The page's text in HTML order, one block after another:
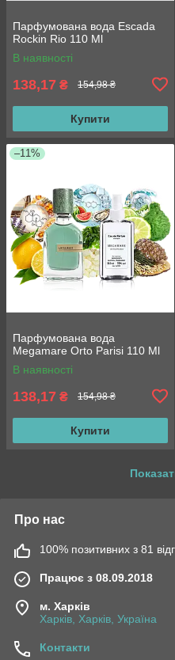
Парфумована вода Escada
Rockin Rio 110 Ml
В наявності
138,17 ₴ 154,98 ₴
Купити
–11%
Парфумована вода
Megamare Orto Parisi 110 Ml
В наявності
138,17 ₴ 154,98 ₴
Купити
Про нас
100% позитивних з 81
Працює з 08.09.2018
м. Харків
Харків, Харків, Україна
Контакти